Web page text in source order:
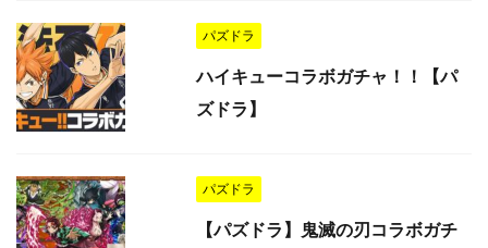
パズドラ
ハイキューコラボガチャ！！【パ
ズドラ】
パズドラ
【パズドラ】鬼滅の刃コラボガチ